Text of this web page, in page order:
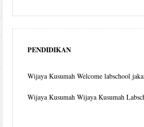
PENDIDIKAN
Wijaya Kusumah Welcome labschool
Wijaya Kusumah Wijaya Kusumah